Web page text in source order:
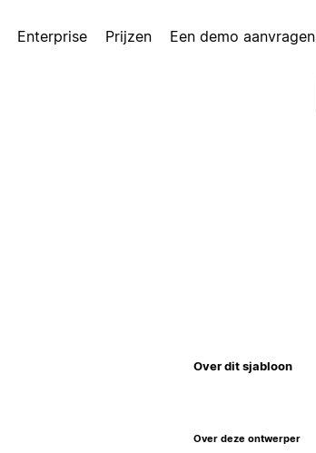
Enterprise Prijzen Een demo aanvragen
Over dit sjabloon
Over deze ontwerper